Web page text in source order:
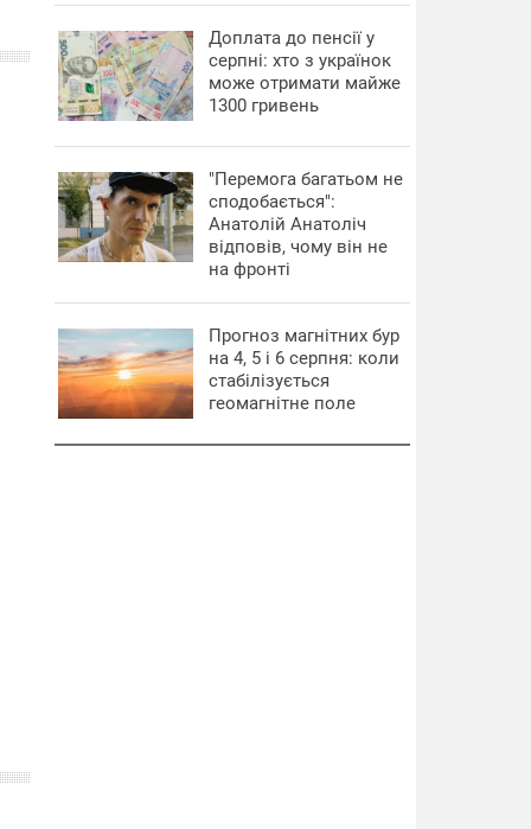
Доплата до пенсії у
серпні: хто з українок
може отримати майже
1300 гривень
"Перемога багатьом не
сподобається":
Анатолій Анатоліч
відповів, чому він не
на фронті
Прогноз магнітних бур
на 4, 5 і 6 серпня: коли
стабілізується
геомагнітне поле